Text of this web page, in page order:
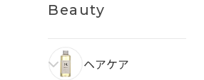
Beauty
ヘアケア